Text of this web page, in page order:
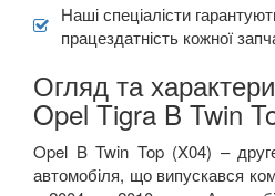
Наші спеціалісти
працездатність кожної
Огляд та
Opel Tigra B Twin
Opel B Twin Top (X04) –
автомобіля, що випускався